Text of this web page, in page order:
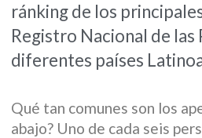
ránking de los
Registro Nacional de las
diferentes países
Qué tan comunes son los
abajo? Uno de cada seis